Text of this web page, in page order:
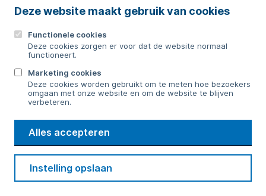
Deze website maakt gebruik van cookies
Functionele cookies
Deze cookies zorgen er voor dat de website normaal
functioneert.
Marketing cookies
Deze cookies worden gebruikt om te meten hoe bezoekers
omgaan met onze website en om de website te blijven
verbeteren.
Alles accepteren
Instelling opslaan
Contact
Bericht sturen
WMD
Drinkwater
Cookie voorkeuren
Privacy Disclaimer